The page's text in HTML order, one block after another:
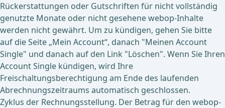
Rückerstattungen oder Gutschriften für nicht vollständig
genutzte Monate oder nicht gesehene webop-Inhalte
werden nicht gewährt. Um zu kündigen, gehen Sie bitte
auf die Seite „Mein Account“, danach "Meinen Account
Single" und danach auf den Link "Löschen". Wenn Sie Ihren
Account Single kündigen, wird Ihre
Freischaltungsberechtigung am Ende des laufenden
Abrechnungszeitraums automatisch geschlossen.
Zyklus der Rechnungsstellung. Der Betrag für den webop-